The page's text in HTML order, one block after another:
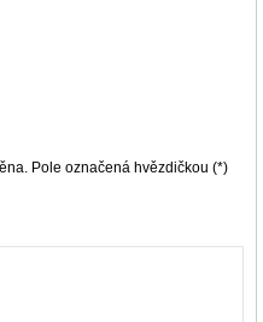
Pole označená hvězdičkou (*)